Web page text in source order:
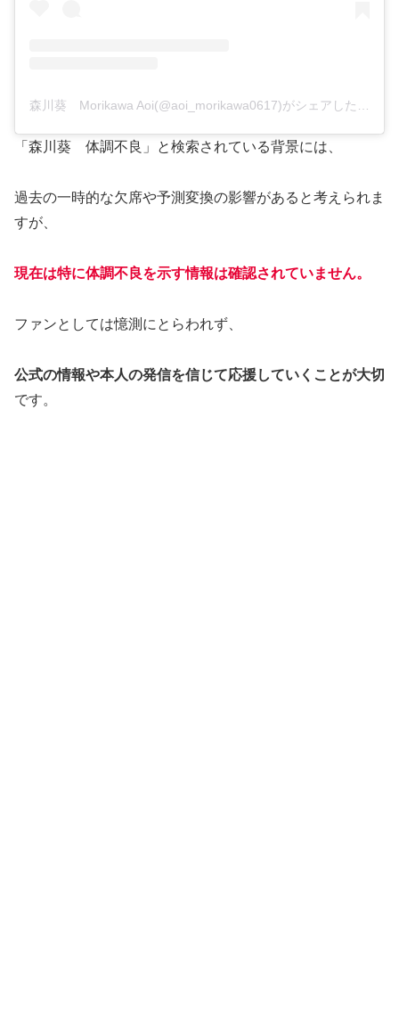
森川葵 Morikawa Aoi(@aoi_morikawa0617)がシェアした投稿
「森川葵 体調不良」と検索されている背景には、
過去の一時的な欠席や予測変換の影響があると考えられま
すが、
現在は特に体調不良を示す情報は確認されていません。
ファンとしては憶測にとらわれず、
公式の情報や本人の発信を信じて応援していくことが大切
です。